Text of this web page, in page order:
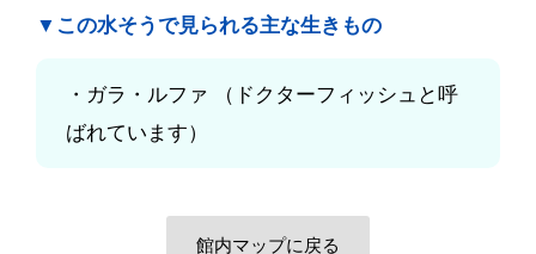
▼この水そうで見られる主な生きもの
ガラ・ルファ （ドクターフィッシュと呼
ばれています）
館内マップに戻る